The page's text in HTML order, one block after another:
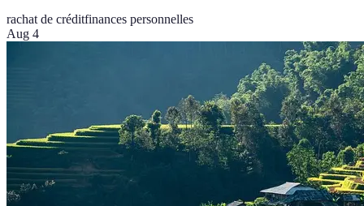
rachat de créditfinances personnelles
Aug 4